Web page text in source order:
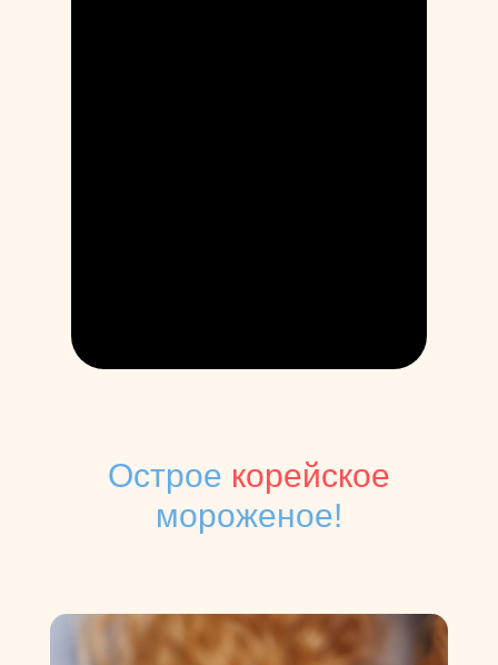
Острое корейское
мороженое!